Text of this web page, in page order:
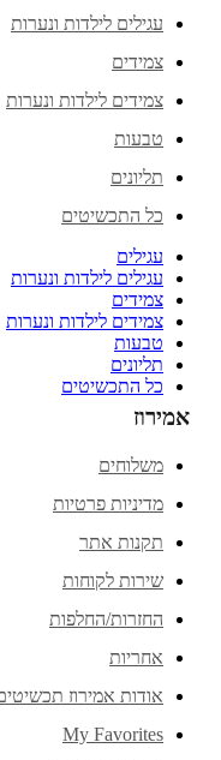
עגילים לילדות ונערות
צמידים
צמידים לילדות ונערות
טבעות
תליונים
כל התכשיטים
עגילים
עגילים לילדות ונערות
צמידים
צמידים לילדות ונערות
טבעות
תליונים
כל התכשיטים
אמירוז
משלוחים
מדיניות פרטיות
תקנות אתר
שירות לקוחות
החזרות/החלפות
אחריות
אודות אמירוז
My Favorites